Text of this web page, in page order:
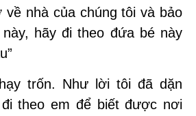
về nhà của chúng tôi và bảo
hãy đi theo đứa bé này
trốn. Như lời tôi đã dặn
theo em để biết được nơi